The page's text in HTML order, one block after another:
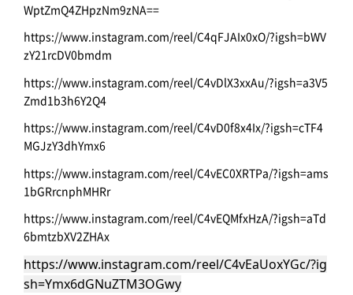
WptZmQ4ZHpzNm9zNA==
https://www.instagram.com/reel/C4qFJAIx0xO/?igsh=bWV
zY21rcDV0bmdm
https://www.instagram.com/reel/C4vDlX3xxAu/?igsh=a3V5
Zmd1b3h6Y2Q4
https://www.instagram.com/reel/C4vD0f8x4Ix/?igsh=cTF4
MGJzY3dhYmx6
https://www.instagram.com/reel/C4vEC0XRTPa/?igsh=ams
1bGRrcnphMHRr
https://www.instagram.com/reel/C4vEQMfxHzA/?igsh=aTd
6bmtzbXV2ZHAx
https://www.instagram.com/reel/C4vEaUoxYGc/?ig
sh=Ymx6dGNuZTM3OGwy